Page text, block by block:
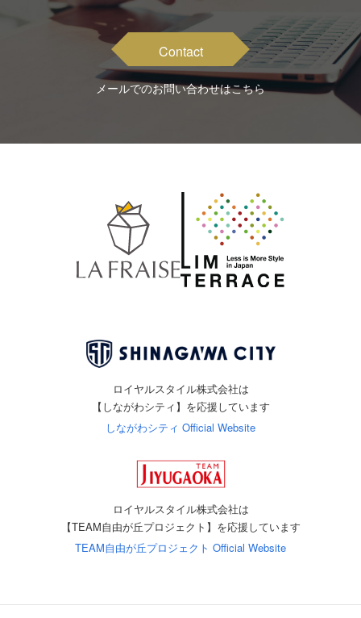
Contact
メールでのお問い合わせはこちら
ロイヤルスタイル株式会社は
【しながわシティ】を応援しています
しながわシティ Official Website
ロイヤルスタイル株式会社は
【TEAM自由が丘プロジェクト】を応援しています
TEAM自由が丘プロジェクト Official Website